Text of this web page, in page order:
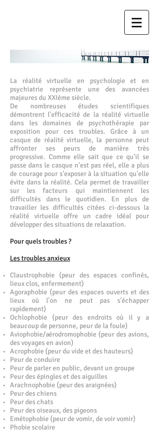
La réalité virtuelle en psychologie et en
psychiatrie représente une des avancées
majeures du XXIème siècle.
De nombreuses études scientifiques
démontrent l'efficacité de la réalité virtuelle
dans les domaines de psychothérapie par
exposition pour ces troubles. Grâce à un
casque de réalité virtuelle, la personne peut
affronter ses peurs de manière très
progressive. Comme elle sait que ce qu'il se
passe dans le casque n'est pas réel, elle a plus
de courage pour s'exposer à la situation qu'elle
évite dans la réalité. Cela permet de travailler
sur les facteurs qui maintiennent les
difficultés dans le quotidien. En plus de
travailler les difficultés citées ci-dessous la
réalité virtuelle offre un cadre idéal pour
développer des situations de relaxation.
Pour quels troubles ?
Les troubles anxieux
Claustrophobie (peur des espaces confinés,
lieux clos, enfermement)
Agoraphobie (peur des espaces ouverts et des
lieux où l'on ne peut pas s'échapper
rapidement)
Ochlophobie (peur des endroits où il y a
beaucoup de personne, peur de la foule)
Aviophobie/aérodromophobie (peur des avions,
des voyages en avion)
Acrophobie (peur du vide et des hauteurs)
Peur de conduire
Peur de parler en public, devant un groupe
Peur des épingles et des aiguilles
Arachnophobie (peur des araignées)
Peur des chiens
Peur des chats
Peur des oiseaux, des pigeons
Emétophobie (peur de vomir, de voir vomir)
Phobie scolaire